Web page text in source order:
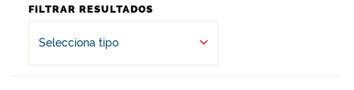
FILTRAR RESULTADOS
Selecciona tipo